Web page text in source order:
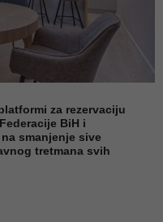
za rezervaciju
BiH i
smanjenje sive
tretmana svih